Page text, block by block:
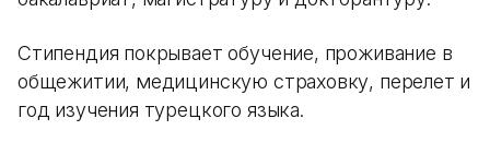
Стипендия покрывает обучение, проживание в
общежитии, медицинскую страховку, перелет и
год изучения турецкого языка.